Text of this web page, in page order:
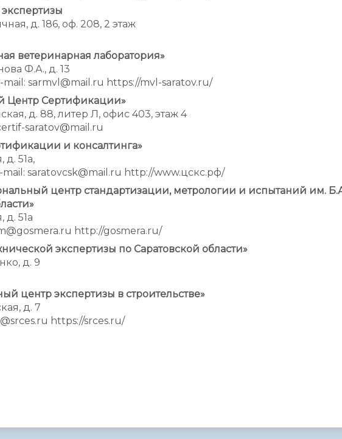
д. 186, оф. 208, 2 этаж
ветеринарная лаборатория»
Ф.А., д. 13
mail: sarmvl@mail.ru https://mvl-saratov.ru/
Центр Сертификации»
д. 88, литер Л, офис 403, этаж 4
saratov@mail.ru
и консалтинга»
д. 51а,
mail: saratovcsk@mail.ru http://www.цскс.рф/
центр стандартизации, метрологии и испытаний им.
д. 51а
http://gosmera.ru/
экспертизы по Саратовской области»
д. 9
центр экспертизы в строительстве»
д. 7
https://srces.ru/